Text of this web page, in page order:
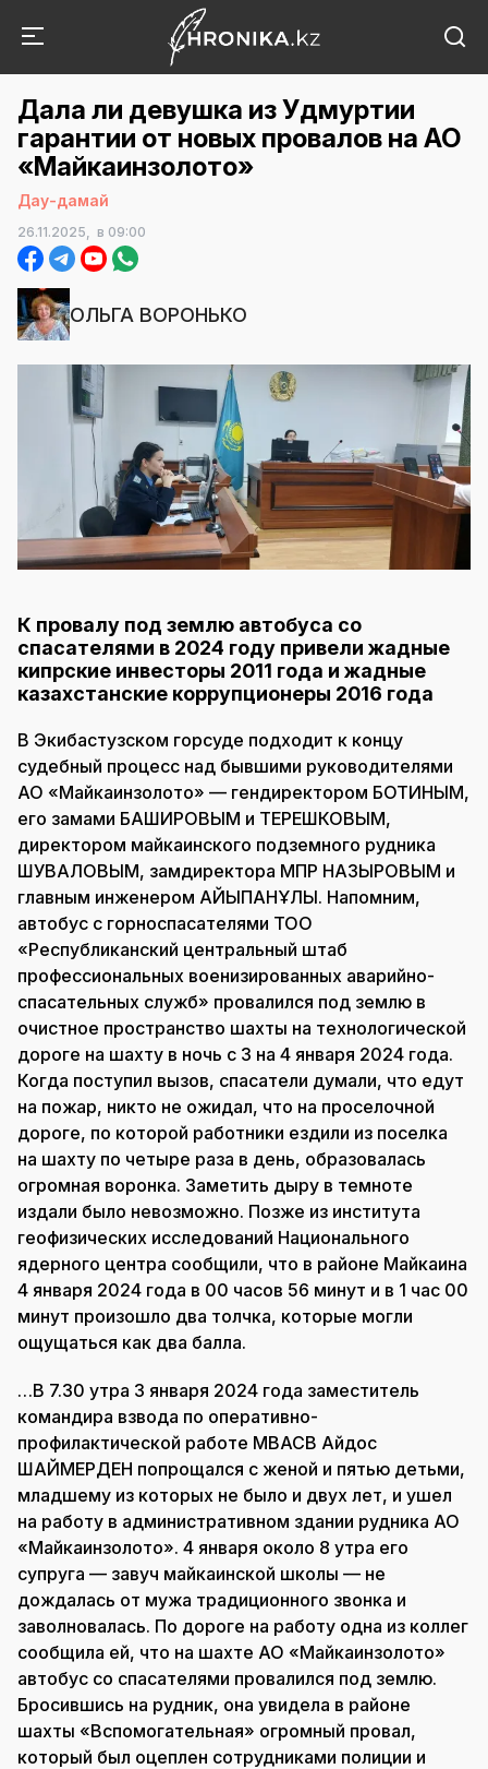
Дала ли девушка из Удмуртии
гарантии от новых провалов на АО
«Майкаинзолото»
Дау-дамай
26.11.2025, в 09:00
ОЛЬГА ВОРОНЬКО
К провалу под землю автобуса со
спасателями в 2024 году привели жадные
кипрские инвесторы 2011 года и жадные
казахстанские коррупционеры 2016 года
В Экибастузском горсуде подходит к концу
судебный процесс над бывшими руководителями
АО «Майкаинзолото» — гендиректором БОТИНЫМ,
его замами БАШИРОВЫМ и ТЕРЕШКОВЫМ,
директором майкаинского подземного рудника
ШУВАЛОВЫМ, замдиректора МПР НАЗЫРОВЫМ и
главным инженером ҚАЙЫПҚАНҰЛЫ. Напомним,
автобус с горноспасателями ТОО
«Республиканский центральный штаб
профессиональных военизированных аварийно-
спасательных служб» провалился под землю в
очистное пространство шахты на технологической
дороге на шахту в ночь с 3 на 4 января 2024 года.
Когда поступил вызов, спасатели думали, что едут
на пожар, никто не ожидал, что на проселочной
дороге, по которой работники ездили из поселка
на шахту по четыре раза в день, образовалась
огромная воронка. Заметить дыру в темноте
издали было невозможно. Позже из института
геофизических исследований Национального
ядерного центра сообщили, что в районе Майкаина
4 января 2024 года в 00 часов 56 минут и в 1 час 00
минут произошло два толчка, которые могли
ощущаться как два балла.
…В 7.30 утра 3 января 2024 года заместитель
командира взвода по оперативно-
профилактической работе МВАСВ Айдос
ШАЙМЕРДЕН попрощался с женой и пятью детьми,
младшему из которых не было и двух лет, и ушел
на работу в административном здании рудника АО
«Майкаинзолото». 4 января около 8 утра его
супруга — завуч майкаинской школы — не
дождалась от мужа традиционного звонка и
заволновалась. По дороге на работу одна из коллег
сообщила ей, что на шахте АО «Майкаинзолото»
автобус со спасателями провалился под землю.
Бросившись на рудник, она увидела в районе
шахты «Вспомогательная» огромный провал,
который был оцеплен сотрудниками полиции и